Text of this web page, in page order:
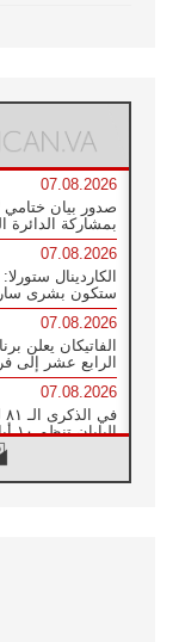
07.08.2026
صدور بيان
بمشاركة الدائرة
07.08.2026
الكاردينال
ستكون بشرى سارة
07.08.2026
الفاتيكان يعلن
الرابع عشر إلى
07.08.2026
اليابان تنظم ١٠ أيام للصلاة على نية السلام
الكنيسة في